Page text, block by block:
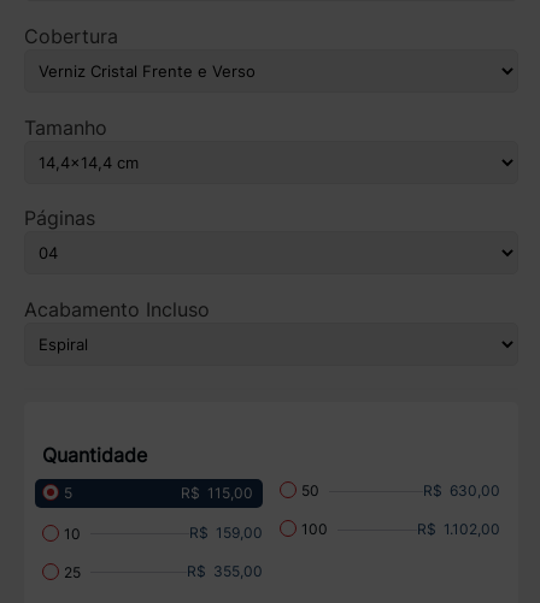
Cobertura
Tamanho
Páginas
Acabamento Incluso
Quantidade
5 R$ 115,00
10 R$ 159,00
25 R$ 355,00
50 R$ 630,00
100 R$ 1.102,00